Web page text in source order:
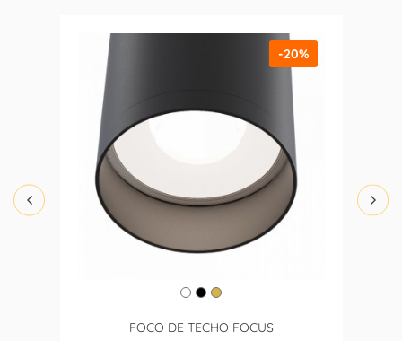
FOCO DE TECHO FOCUS
-20%